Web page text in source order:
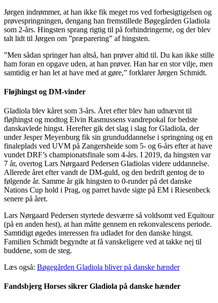
Jørgen indrømmer, at han ikke fik meget ros ved forbesigtigelsen og
prøvespringningen, dengang han fremstillede Bøgegården Gladiola
som 2-års. Hingsten sprang rigtig til på forhindringerne, og der blev
talt lidt til Jørgen om ”præparering” af hingsten.
”Men sådan springer han altså, han prøver altid til. Du kan ikke stille
ham foran en opgave uden, at han prøver. Han har en stor vilje, men
samtidig er han let at have med at gøre,” forklarer Jørgen Schmidt.
Fløjhingst og DM-vinder
Gladiola blev kåret som 3-års. Året efter blev han udnævnt til
fløjhingst og modtog Elvin Rasmussens vandrepokal for bedste
danskavlede hingst. Herefter gik det slag i slag for Gladiola, der
under Jesper Meyenburg fik sin grunduddannelse i springning og en
finaleplads ved UVM på Zangersheide som 5- og 6-års efter at have
vundet DRF’s championatsfinale som 4-års. I 2019, da hingsten var
7 år, overtog Lars Nørgaard Pedersen Gladiolas videre uddannelse.
Allerede året efter vandt de DM-guld, og den bedrift gentog de to
følgende år. Samme år gik hingsten to 0-runder på det danske
Nations Cup hold i Prag, og parret havde sigte på EM i Riesenbeck
senere på året.
Lars Nørgaard Pedersen styrtede desværre så voldsomt ved Equitour
(på en anden hest), at han måtte gennem en rekonvalescens periode.
Samtidigt øgedes interessen fra udladet for den danske hingst.
Familien Schmidt begyndte at få vanskeligere ved at takke nej til
buddene, som de steg.
Læs også: Bøgegården Gladiola bliver på danske hænder
Fandsbjerg Horses sikrer Gladiola på danske hænder